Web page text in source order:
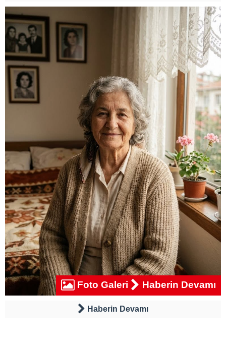
Foto Galeri Haberin Devamı
Haberin Devamı